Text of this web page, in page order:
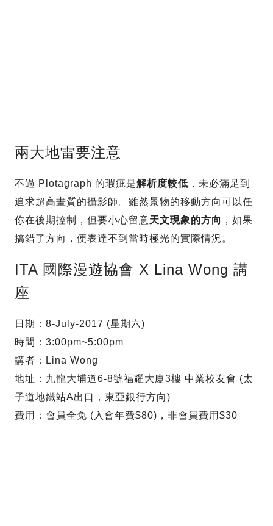
兩大地雷要注意
不過 Plotagraph 的瑕疵是解析度較低 ，未必滿足到
追求超高畫質的攝影師。雖然景物的移動方向可以任
你在後期控制，但要小心留意天文現象的方向 ，如果
搞錯了方向，便表達不到當時極光的實際情況。
ITA 國際漫遊協會 X Lina Wong 講
座
日期：8-July-2017 (星期六)
時間：3:00pm~5:00pm
講者：Lina Wong
地址：九龍大埔道6-8號福耀大廈3樓 中業校友會 (太
子道地鐵站A出口，東亞銀行方向)
費用：會員全免 (入會年費$80)，非會員費用$30